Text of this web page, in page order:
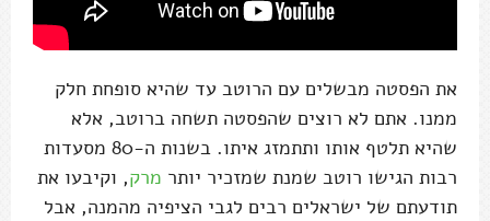
את הפסטה מבשלים עם הרוטב עד שהיא סופחת חלק
ממנו. אתם לא רוצים שהפסטה תשחה ברוטב, אלא
שהיא תלטף אותו ותתמזג איתו. בשנות ה-80 מסעדות
רבות הגישו רוטב שמנת שמזכיר יותר מרק, וקיבעו את
תודעתם של ישראלים רבים לגבי הציפיה מהמנה, אבל